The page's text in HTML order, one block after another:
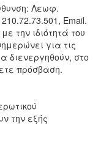
Λεωφ.
Email.
την ιδιότητά του
για τις
διενεργηθούν, στο
πρόσβαση.
την εξής